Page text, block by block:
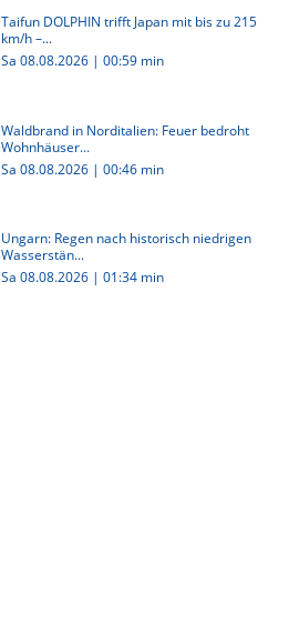
Taifun DOLPHIN trifft Japan mit bis zu 215
km/h –...
Sa 08.08.2026 | 00:59 min
Waldbrand in Norditalien: Feuer bedroht
Wohnhäuser...
Sa 08.08.2026 | 00:46 min
Ungarn: Regen nach historisch niedrigen
Wasserstän...
Sa 08.08.2026 | 01:34 min